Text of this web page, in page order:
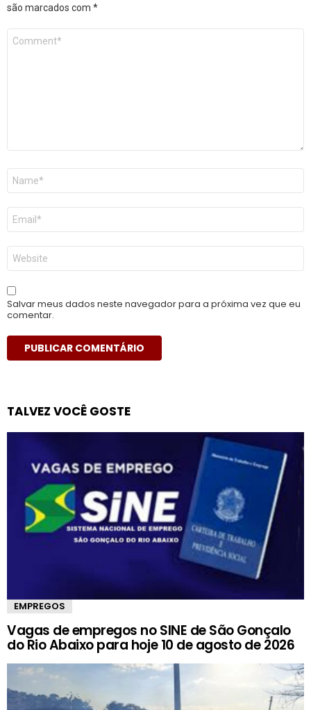
são marcados com *
Comentário
Nome
E-
mail
*
Site
Salvar meus dados neste navegador para a próxima vez que eu
comentar.
TALVEZ VOCÊ GOSTE
EMPREGOS
Vagas de empregos no SINE de São Gonçalo
do Rio Abaixo para hoje 10 de agosto de 2026